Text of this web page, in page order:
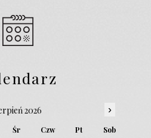
2026 ›
Śr Czw Pt
Sob